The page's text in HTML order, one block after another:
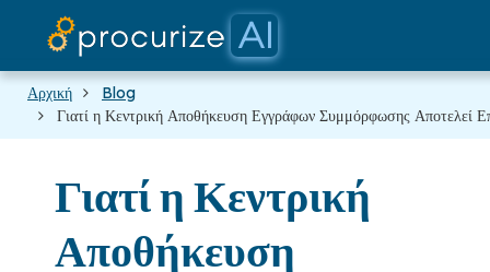
Αρχική
Blog
Γιατί η Κεντρική Αποθήκευση Εγγράφων Συμμόρφωσης Αποτελεί
Γιατί η Κεντρική
Αποθήκευση